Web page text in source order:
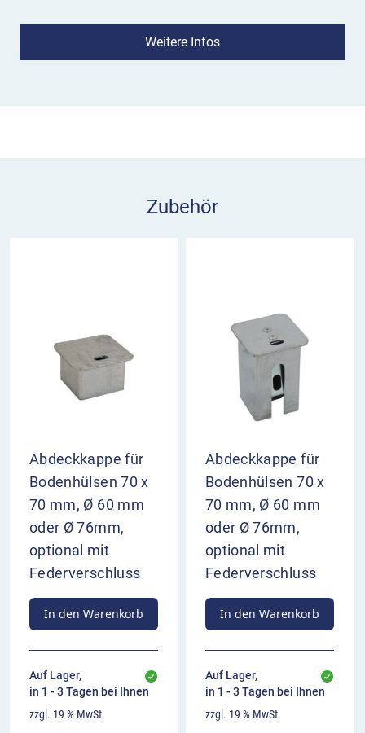
Die Bodenhülse des Absperrpfostens aus Stahl
Was benötige ich an Zubehör?
Öffnen der Pfosten benötigen Sie einen
Dreikantschlüssel M12.
Weitere Infos
Zubehör
Abdeckkappe für
Bodenhülsen 70 x
70 mm, Ø 60 mm
oder Ø 76mm,
optional mit
Federverschluss
In den Warenkorb
Auf Lager,
in 1 - 3 Tagen bei Ihnen
zzgl. 19 % MwSt.
Abdeckkappe für
Bodenhülsen 70 x
70 mm, Ø 60 mm
oder Ø 76mm,
optional mit
Federverschluss
In den Warenkorb
Auf Lager,
in 1 - 3 Tagen bei Ihnen
zzgl. 19 % MwSt.